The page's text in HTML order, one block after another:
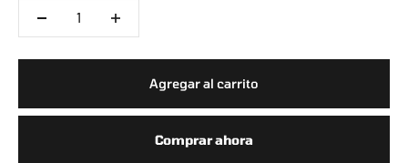
Agregar al carrito
Comprar ahora